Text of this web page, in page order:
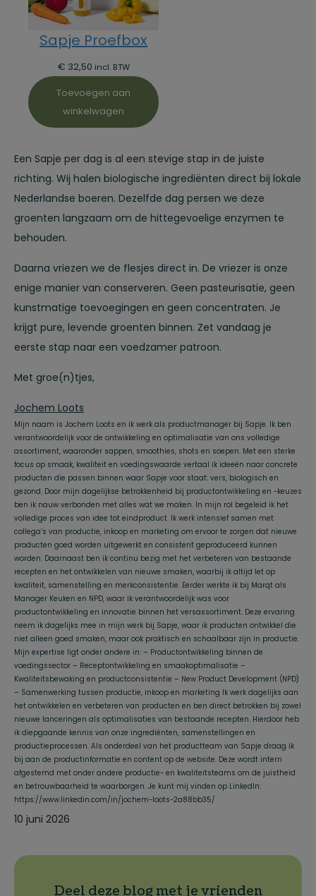
Sapje Proefbox
€ 32,50 incl. BTW
Toevoegen aan
winkelwagen
Een Sapje per dag is al een stevige stap in de juiste
richting. Wij halen biologische ingrediënten direct bij lokale
Nederlandse boeren. Dezelfde dag persen we deze
groenten langzaam om de hittegevoelige enzymen te
behouden.
Daarna vriezen we de flesjes direct in. De vriezer is onze
enige manier van conserveren. Geen pasteurisatie, geen
kunstmatige toevoegingen en geen concentraten. Je
krijgt pure, levende groenten binnen. Zet vandaag je
eerste stap naar een voedzamer patroon.
Met groe(n)tjes,
Jochem Loots
Mijn naam is Jochem Loots en ik werk als productmanager bij Sapje. Ik ben
verantwoordelijk voor de ontwikkeling en optimalisatie van ons volledige
assortiment, waaronder sappen, smoothies, shots en soepen. Met een sterke
focus op smaak, kwaliteit en voedingswaarde vertaal ik ideeën naar concrete
producten die passen binnen waar Sapje voor staat: vers, biologisch en
gezond. Door mijn dagelijkse betrokkenheid bij productontwikkeling en -keuzes
ben ik nauw verbonden met alles wat we maken. In mijn rol begeleid ik het
volledige proces van idee tot eindproduct. Ik werk intensief samen met
collega’s van productie, inkoop en marketing om ervoor te zorgen dat nieuwe
producten goed worden uitgewerkt en consistent geproduceerd kunnen
worden. Daarnaast ben ik continu bezig met het verbeteren van bestaande
recepten en het ontwikkelen van nieuwe smaken, waarbij ik altijd let op
kwaliteit, samenstelling en merkconsistentie. Eerder werkte ik bij Marqt als
Manager Keuken en NPD, waar ik verantwoordelijk was voor
productontwikkeling en innovatie binnen het versassortiment. Deze ervaring
neem ik dagelijks mee in mijn werk bij Sapje, waar ik producten ontwikkel die
niet alleen goed smaken, maar ook praktisch en schaalbaar zijn in productie.
Mijn expertise ligt onder andere in: – Productontwikkeling binnen de
voedingssector – Receptontwikkeling en smaakoptimalisatie –
Kwaliteitsbewaking en productconsistentie – New Product Development (NPD)
– Samenwerking tussen productie, inkoop en marketing Ik werk dagelijks aan
het ontwikkelen en verbeteren van producten en ben direct betrokken bij zowel
nieuwe lanceringen als optimalisaties van bestaande recepten. Hierdoor heb
ik diepgaande kennis van onze ingrediënten, samenstellingen en
productieprocessen. Als onderdeel van het productteam van Sapje draag ik
bij aan de productinformatie en content op de website. Deze wordt intern
afgestemd met onder andere productie- en kwaliteitsteams om de juistheid
en betrouwbaarheid te waarborgen. Je kunt mij vinden op LinkedIn:
https://www.linkedin.com/in/jochem-loots-2a88bb35/
10 juni 2026
Deel deze blog met je vrienden